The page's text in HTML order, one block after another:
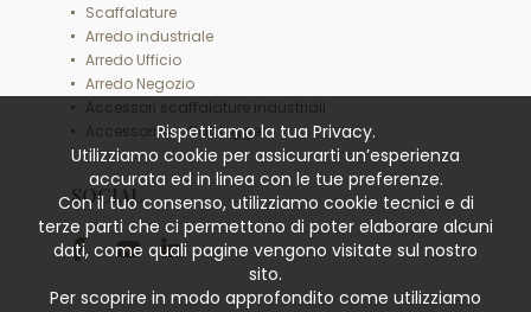
Scaffalature
Arredo industriale
Arredo Ufficio
Arredo Negozio
Accessori scaffalature industriali
Accessori scaffali leggeri
SOCIAL
Rispettiamo la tua Privacy.
Utilizziamo cookie per assicurarti un’esperienza
accurata ed in linea con le tue preferenze.
Con il tuo consenso, utilizziamo cookie tecnici e di
terze parti che ci permettono di poter elaborare alcuni
dati, come quali pagine vengono visitate sul nostro
sito.
Per scoprire in modo approfondito come utilizziamo